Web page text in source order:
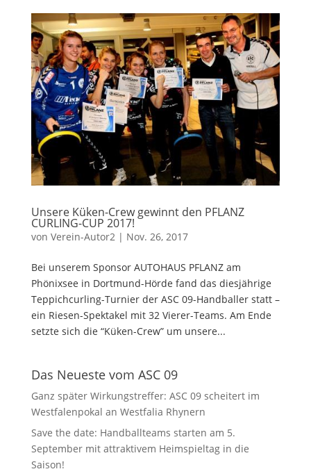
Unsere Küken-Crew gewinnt den PFLANZ
CURLING-CUP 2017!
von Verein-Autor2| Nov. 26, 2017
Bei unserem Sponsor AUTOHAUS PFLANZ am
Phönixsee in Dortmund-Hörde fand das diesjährige
Teppichcurling-Turnier der ASC 09-Handballer statt –
ein Riesen-Spektakel mit 32 Vierer-Teams. Am Ende
setzte sich die “Küken-Crew” um unsere...
Das Neueste vom ASC 09
Ganz später Wirkungstreffer: ASC 09 scheitert im
Westfalenpokal an Westfalia Rhynern
Save the date: Handballteams starten am 5.
September mit attraktivem Heimspieltag in die
Saison!